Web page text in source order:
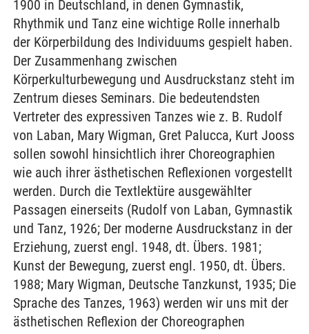
1900 in Deutschland, in denen Gymnastik,
Rhythmik und Tanz eine wichtige Rolle innerhalb
der Körperbildung des Individuums gespielt haben.
Der Zusammenhang zwischen
Körperkulturbewegung und Ausdruckstanz steht im
Zentrum dieses Seminars. Die bedeutendsten
Vertreter des expressiven Tanzes wie z. B. Rudolf
von Laban, Mary Wigman, Gret Palucca, Kurt Jooss
sollen sowohl hinsichtlich ihrer Choreographien
wie auch ihrer ästhetischen Reflexionen vorgestellt
werden. Durch die Textlektüre ausgewählter
Passagen einerseits (Rudolf von Laban, Gymnastik
und Tanz, 1926; Der moderne Ausdruckstanz in der
Erziehung, zuerst engl. 1948, dt. Übers. 1981;
Kunst der Bewegung, zuerst engl. 1950, dt. Übers.
1988; Mary Wigman, Deutsche Tanzkunst, 1935; Die
Sprache des Tanzes, 1963) werden wir uns mit der
ästhetischen Reflexion der Choreographen